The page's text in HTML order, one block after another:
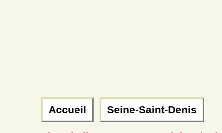
Accueil Seine-Saint-Denis